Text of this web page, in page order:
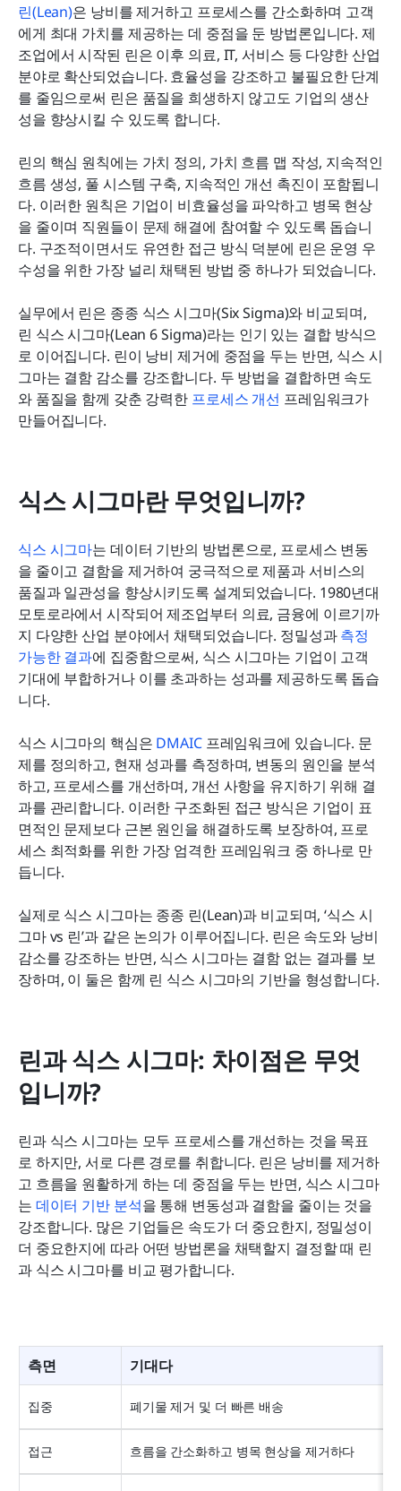
린(Lean)은 낭비를 제거하고 프로세스를 간소화하며 고객
에게 최대 가치를 제공하는 데 중점을 둔 방법론입니다. 제
조업에서 시작된 린은 이후 의료, IT, 서비스 등 다양한 산업
분야로 확산되었습니다. 효율성을 강조하고 불필요한 단계
를 줄임으로써 린은 품질을 희생하지 않고도 기업의 생산
성을 향상시킬 수 있도록 합니다.
린의 핵심 원칙에는 가치 정의, 가치 흐름 맵 작성, 지속적인
흐름 생성, 풀 시스템 구축, 지속적인 개선 촉진이 포함됩니
다. 이러한 원칙은 기업이 비효율성을 파악하고 병목 현상
을 줄이며 직원들이 문제 해결에 참여할 수 있도록 돕습니
다. 구조적이면서도 유연한 접근 방식 덕분에 린은 운영 우
수성을 위한 가장 널리 채택된 방법 중 하나가 되었습니다.
실무에서 린은 종종 식스 시그마(Six Sigma)와 비교되며,
린 식스 시그마(Lean 6 Sigma)라는 인기 있는 결합 방식으
로 이어집니다. 린이 낭비 제거에 중점을 두는 반면, 식스 시
그마는 결함 감소를 강조합니다. 두 방법을 결합하면 속도
와 품질을 함께 갖춘 강력한 프로세스 개선 프레임워크가
만들어집니다.
식스 시그마란 무엇입니까?
식스 시그마는 데이터 기반의 방법론으로, 프로세스 변동
을 줄이고 결함을 제거하여 궁극적으로 제품과 서비스의
품질과 일관성을 향상시키도록 설계되었습니다. 1980년대
모토로라에서 시작되어 제조업부터 의료, 금융에 이르기까
지 다양한 산업 분야에서 채택되었습니다. 정밀성과 측정
가능한 결과에 집중함으로써, 식스 시그마는 기업이 고객
기대에 부합하거나 이를 초과하는 성과를 제공하도록 돕습
니다.
식스 시그마의 핵심은 DMAIC 프레임워크에 있습니다. 문
제를 정의하고, 현재 성과를 측정하며, 변동의 원인을 분석
하고, 프로세스를 개선하며, 개선 사항을 유지하기 위해 결
과를 관리합니다. 이러한 구조화된 접근 방식은 기업이 표
면적인 문제보다 근본 원인을 해결하도록 보장하여, 프로
세스 최적화를 위한 가장 엄격한 프레임워크 중 하나로 만
듭니다.
실제로 식스 시그마는 종종 린(Lean)과 비교되며, ‘식스 시
그마 vs 린’과 같은 논의가 이루어집니다. 린은 속도와 낭비
감소를 강조하는 반면, 식스 시그마는 결함 없는 결과를 보
장하며, 이 둘은 함께 린 식스 시그마의 기반을 형성합니다.
린과 식스 시그마: 차이점은 무엇
입니까?
린과 식스 시그마는 모두 프로세스를 개선하는 것을 목표
로 하지만, 서로 다른 경로를 취합니다. 린은 낭비를 제거하
고 흐름을 원활하게 하는 데 중점을 두는 반면, 식스 시그마
는 데이터 기반 분석을 통해 변동성과 결함을 줄이는 것을
강조합니다. 많은 기업들은 속도가 더 중요한지, 정밀성이
더 중요한지에 따라 어떤 방법론을 채택할지 결정할 때 린
과 식스 시그마를 비교 평가합니다.
측면 기대다
집중 폐기물 제거 및 더 빠른 배송
접근 흐름을 간소화하고 병목 현상을 제거하다